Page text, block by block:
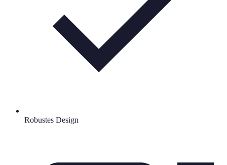
Robustes Design